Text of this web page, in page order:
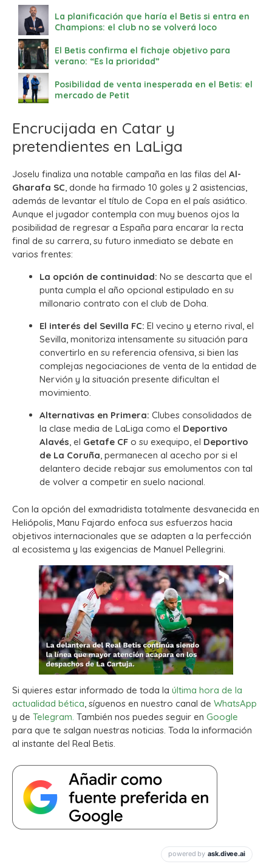
La planificación que haría el Betis si entra en
Champions: el club no se volverá loco
El Betis confirma el fichaje objetivo para
verano: “Es la prioridad”
Posibilidad de venta inesperada en el Betis: el
mercado de Petit
Encrucijada en Catar y
pretendientes en LaLiga
Joselu finaliza una notable campaña en las filas del Al-
Gharafa SC, donde ha firmado 10 goles y 2 asistencias,
además de levantar el título de Copa en el país asiático.
Aunque el jugador contempla con muy buenos ojos la
posibilidad de regresar a España para encarar la recta
final de su carrera, su futuro inmediato se debate en
varios frentes:
La opción de continuidad: No se descarta que el
punta cumpla el año opcional estipulado en su
millonario contrato con el club de Doha.
El interés del Sevilla FC: El vecino y eterno rival, el
Sevilla, monitoriza intensamente su situación para
convertirlo en su referencia ofensiva, si bien las
complejas negociaciones de venta de la entidad de
Nervión y la situación presente dificultan el
movimiento.
Alternativas en Primera: Clubes consolidados de
la clase media de LaLiga como el Deportivo
Alavés, el Getafe CF o su exequipo, el Deportivo
de La Coruña, permanecen al acecho por si el
delantero decide rebajar sus emolumentos con tal
de volver a competir en suelo nacional.
Con la opción del exmadridista totalmente desvanecida en
Heliópolis, Manu Fajardo enfoca sus esfuerzos hacia
objetivos internacionales que se adapten a la perfección
al ecosistema y las exigencias de Manuel Pellegrini.
Si quieres estar informado de toda la última hora de la
actualidad bética , síguenos en nuestro canal de WhatsApp
y de Telegram. También nos puedes seguir en Google
para que te salgan nuestras noticias. Toda la información
al instante del Real Betis.